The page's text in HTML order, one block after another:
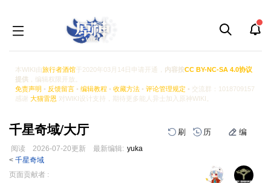
本WIKI由旅行者酒馆于2020年03月14日申请开通， 内容按CC BY-NC-SA 4.0协议
提供 ，编辑权限开放。
免责声明 • 反馈留言 • 编辑教程 • 收藏方法 • 评论管理规定 • 交流群：1018709157
感谢 大猫雷恩 对WIKI设计支持，期待更多能人异士加入原神WIKI。
千星奇域/大厅 刷 历 编
阅读 2026-07-20更新 最新编辑: yuka
< 千星奇域
跳
跳
页面贡献者 :